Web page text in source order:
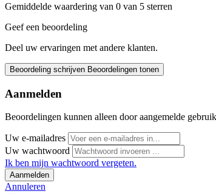
Gemiddelde waardering van 0 van 5 sterren
Geef een beoordeling
Deel uw ervaringen met andere klanten.
Beoordeling schrijven Beoordelingen tonen
Aanmelden
Beoordelingen kunnen alleen door aangemelde
Uw e-mailadres
Uw wachtwoord
Ik ben mijn wachtwoord vergeten.
Aanmelden
Annuleren